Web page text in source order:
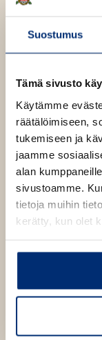
Suostumus
Tämä sivusto
Käytämme
räätälöimiseen,
tukemiseen ja
jaamme
alan
sivustoamme.
tietoja muihin
kerätty, kun olet
l
l
e
t
e
e
n
l
i
e
h
t
e
e
n
v
i
e
h
t
e
e
n
universumin.
H
k
k
i
K
ä
n
n
ö